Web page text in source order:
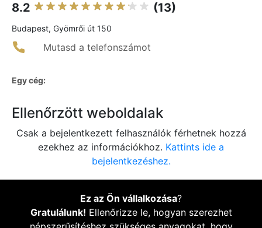
8.2 (13)
Budapest, Gyömrői út 150
Mutasd a telefonszámot
Egy cég:
Ellenőrzött weboldalak
Csak a bejelentkezett felhasználók férhetnek hozzá
ezekhez az információkhoz. Kattints ide a
bejelentkezéshez.
Ez az Ön vállalkozása?
Gratulálunk! Ellenőrizze le, hogyan szerezhet